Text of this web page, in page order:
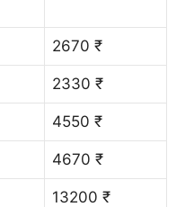
2670 ₹
2330 ₹
4550 ₹
4670 ₹
13200 ₹